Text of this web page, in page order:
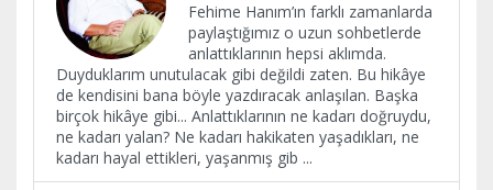
Fehime Hanım’ın farklı zamanlarda
paylaştığımız o uzun sohbetlerde
anlattıklarının hepsi aklımda.
Duyduklarım unutulacak gibi değildi zaten. Bu hikâye
de kendisini bana böyle yazdıracak anlaşılan. Başka
birçok hikâye gibi... Anlattıklarının ne kadarı doğruydu,
ne kadarı yalan? Ne kadarı hakikaten yaşadıkları, ne
kadarı hayal ettikleri, yaşanmış gib ...